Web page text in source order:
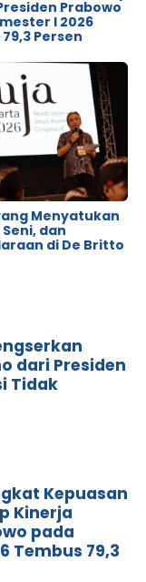
Prabowo
I 2026
Persen
Menyatukan
dan
di De Britto
dari Presiden
Tidak
Kepuasan
Kinerja
pada
Tembus 79,3